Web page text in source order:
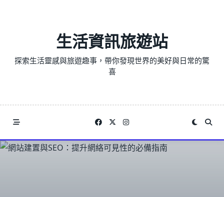
生活資訊旅遊站
探索生活靈感與旅遊趣事，帶你發現世界的美好與日常的驚
喜